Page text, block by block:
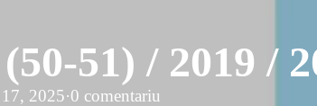
51) / 2019 /
2025·0 comentariu